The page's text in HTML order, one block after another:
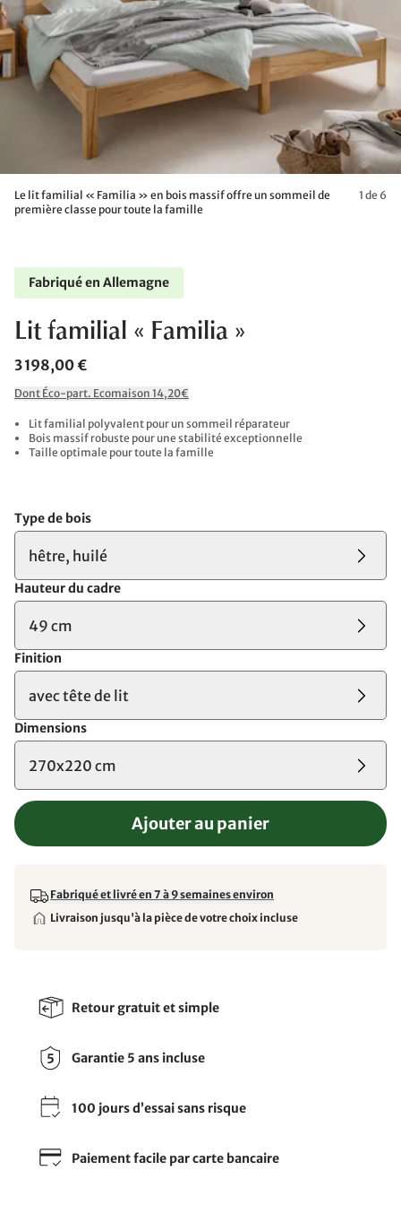
Le lit familial « Familia » en bois massif offre un sommeil de
première classe pour toute la famille
1 de 6
Fabriqué en Allemagne
Lit familial « Familia »
3 198,00 €
Dont Éco-part. Ecomaison 14,20€
Lit familial polyvalent pour un sommeil réparateur
Bois massif robuste pour une stabilité exceptionnelle
Taille optimale pour toute la famille
Type de bois
hêtre, huilé
Hauteur du cadre
49 cm
Finition
avec tête de lit
Dimensions
270x220 cm
Ajouter au panier
Fabriqué et livré en 7 à 9 semaines environ
Livraison jusqu'à la pièce de votre choix incluse
Retour gratuit et simple
Garantie 5 ans incluse
100 jours d’essai sans risque
Paiement facile par carte bancaire